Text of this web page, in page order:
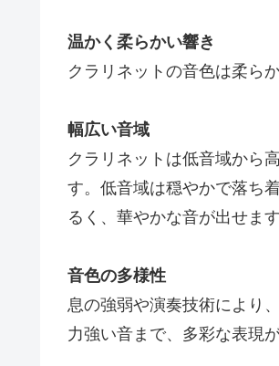
温かく柔らかい響き
クラリネットの音色は柔ら
幅広い音域
クラリネットは低音域から
す。低音域は穏やかで落ち
るく、華やかな音が出せます
音色の多様性
息の強弱や演奏技術により
力強い音まで、多彩な表現